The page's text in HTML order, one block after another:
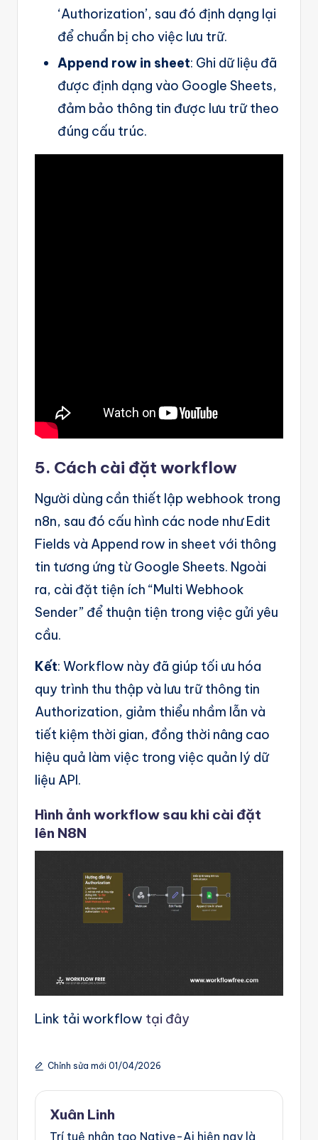
‘Authorization’, sau đó định dạng lại
để chuẩn bị cho việc lưu trữ.
Append row in sheet: Ghi dữ liệu đã
được định dạng vào Google Sheets,
đảm bảo thông tin được lưu trữ theo
đúng cấu trúc.
5. Cách cài đặt workflow
Người dùng cần thiết lập webhook trong
n8n, sau đó cấu hình các node như Edit
Fields và Append row in sheet với thông
tin tương ứng từ Google Sheets. Ngoài
ra, cài đặt tiện ích “Multi Webhook
Sender” để thuận tiện trong việc gửi yêu
cầu.
Kết: Workflow này đã giúp tối ưu hóa
quy trình thu thập và lưu trữ thông tin
Authorization, giảm thiểu nhầm lẫn và
tiết kiệm thời gian, đồng thời nâng cao
hiệu quả làm việc trong việc quản lý dữ
liệu API.
Hình ảnh workflow sau khi cài đặt
lên N8N
Link tải workflow tại đây
Chỉnh sửa mới 01/04/2026
Xuân Linh
Trí tuệ nhân tạo Native-Ai hiện nay là